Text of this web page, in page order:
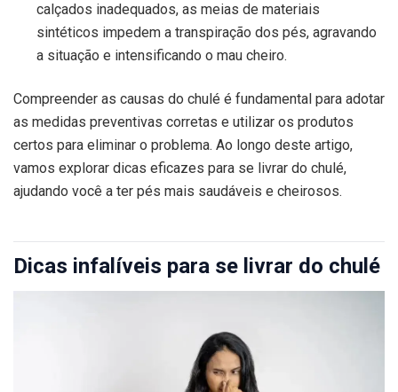
calçados inadequados, as meias de materiais
sintéticos impedem a transpiração dos pés, agravando
a situação e intensificando o mau cheiro.
Compreender as causas do chulé é fundamental para adotar
as medidas preventivas corretas e utilizar os produtos
certos para eliminar o problema. Ao longo deste artigo,
vamos explorar dicas eficazes para se livrar do chulé,
ajudando você a ter pés mais saudáveis e cheirosos.
Dicas infalíveis para se livrar do chulé